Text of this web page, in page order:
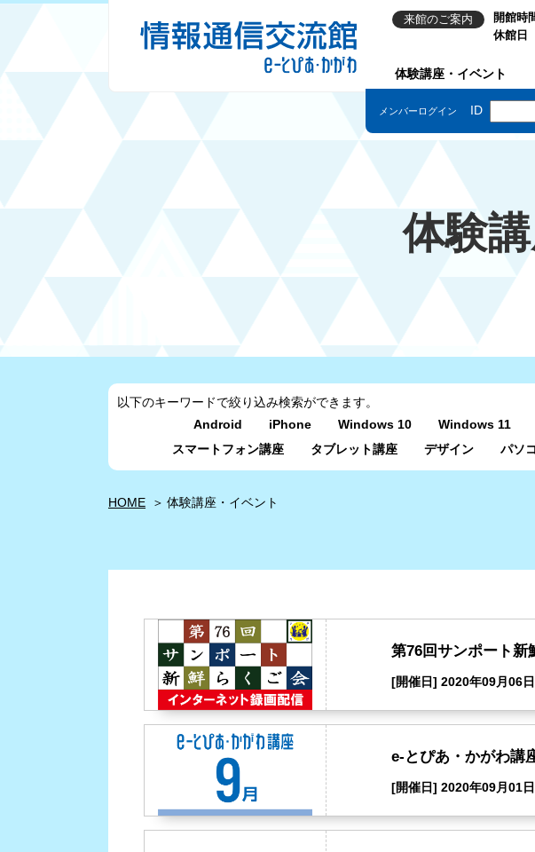
体験講座・イベント
来館のご案内 開館時
休館日
体験
以下のキーワードで絞り込み検索ができます。
Android
iPhone Windows 10 Windows 11
スマートフォン講座
タブレット講座 デザイン パソ
HOME 体験講座・イベント
第76回サンポート新
[開催日] 2020年09月06
e-とぴあ・かがわ講
[開催日] 2020年09月01